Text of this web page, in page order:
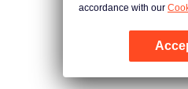
accordance with our